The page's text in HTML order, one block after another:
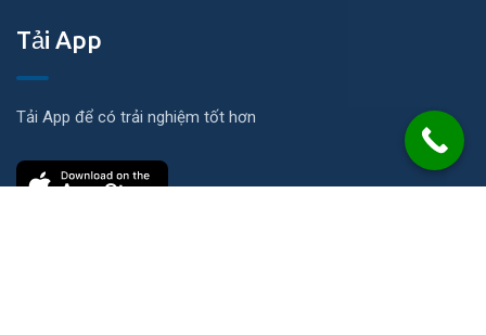
Tải App
Tải App để có trải nghiệm tốt hơn